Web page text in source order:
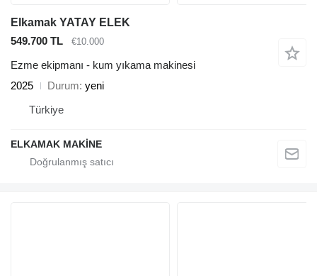
Elkamak YATAY ELEK
549.700 TL
€10.000
Ezme ekipmanı - kum yıkama makinesi
2025
Durum yeni
Türkiye
ELKAMAK MAKİNE